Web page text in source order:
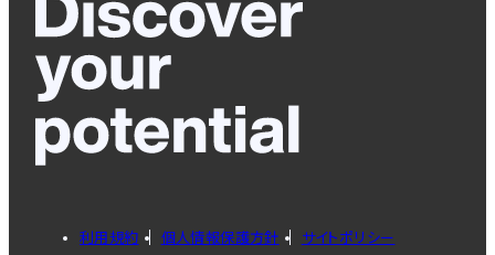
利用規約 個人情報保護方針 サイトポリシー